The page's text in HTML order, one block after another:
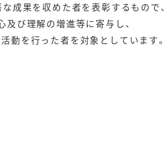
成果を収めた者を表彰するもので、
び理解の増進等に寄与し、
動を行った者を対象としています。